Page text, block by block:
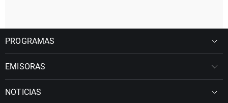
PROGRAMAS
EMISORAS
NOTICIAS